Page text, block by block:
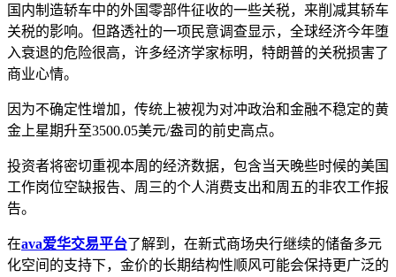
国内制造轿车中的外国零部件征收的一些关税，来削减其轿车
关税的影响。但路透社的一项民意调查显示，全球经济今年堕
入衰退的危险很高，许多经济学家标明，特朗普的关税损害了
商业心情。
因为不确定性增加，传统上被视为对冲政治和金融不稳定的黄
金上星期升至3500.05美元/盎司的前史高点。
投资者将密切重视本周的经济数据，包含当天晚些时候的美国
工作岗位空缺报告、周三的个人消费支出和周五的非农工作报
告。
在ava爱华交易平台了解到，在新式商场央行继续的储备多元
化空间的支持下，金价的长期结构性顺风可能会保持更广泛的